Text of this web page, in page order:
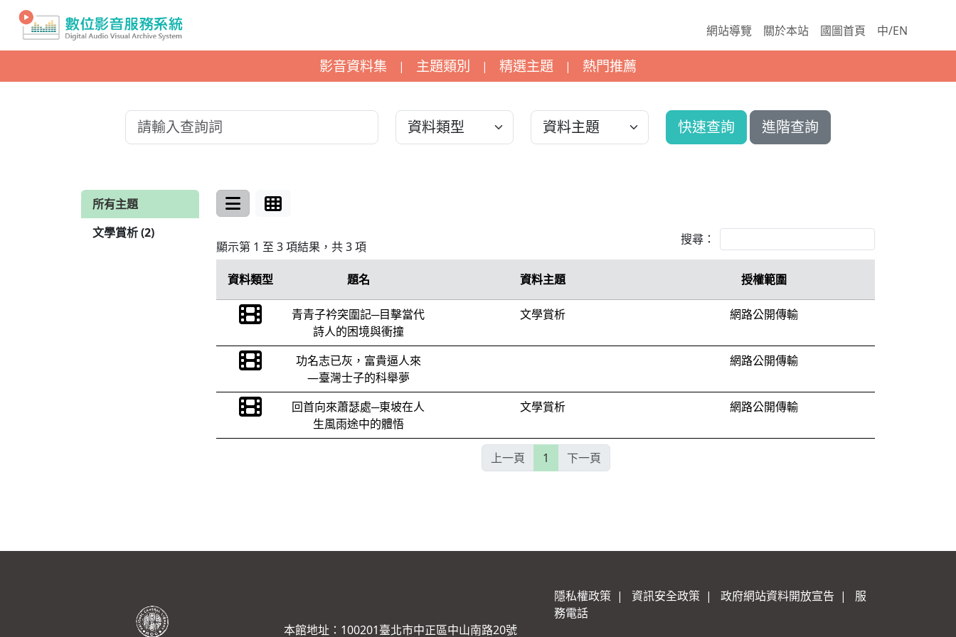
網站導覽 關於本站 國圖首頁 中/EN
影音資料集 | 主題類別 | 精選主題 | 熱門推薦
快速查詢 進階查詢
所有主題
文學賞析 (2)
顯示第 1 至 3 項結果，共 3 項
搜尋：
資料類型 題名 資料主題 授權範圍
青青子衿突圍記─目擊當代
詩人的困境與衝撞
文學賞析 網路公開傳輸
功名志已灰，富貴逼人來
—臺灣士子的科舉夢
網路公開傳輸
回首向來蕭瑟處─東坡在人
生風雨途中的體悟
文學賞析 網路公開傳輸
上一頁 1 下一頁
本館地址：100201臺北市中正區中山南路20號
隱私權政策 | 資訊安全政策 | 政府網站資料開放宣告 |
服
務電話